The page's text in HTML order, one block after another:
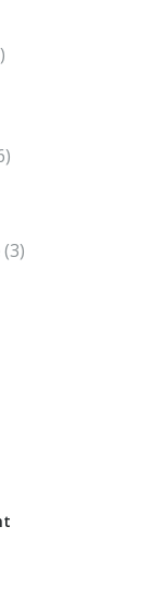
(3)